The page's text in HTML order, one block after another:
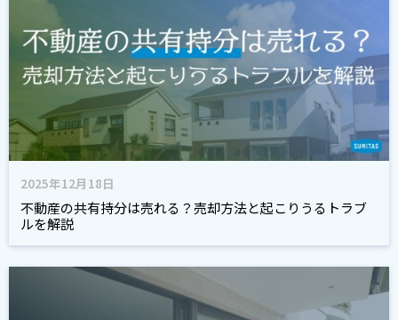
2025年12月18日
不動産の共有持分は売れる？売却方法と起こりうるトラブ
ルを解説